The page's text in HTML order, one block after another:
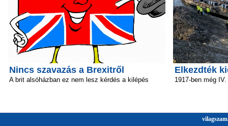
Nincs szavazás a Brexitről
A brit alsóházban ez nem lesz kérdés a kilépés
Elkezdték
1917-ben még